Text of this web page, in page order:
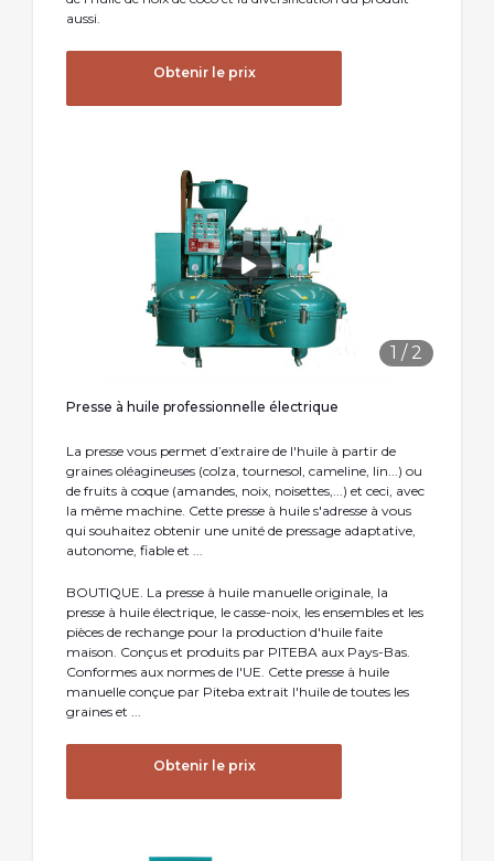
aussi.
Obtenir le prix
1 / 2
Presse à huile professionnelle électrique
La presse vous permet d’extraire de l'huile à partir de
graines oléagineuses (colza, tournesol, cameline, lin...) ou
de fruits à coque (amandes, noix, noisettes,...) et ceci, avec
la même machine. Cette presse à huile s'adresse à vous
qui souhaitez obtenir une unité de pressage adaptative,
autonome, fiable et ...
BOUTIQUE. La presse à huile manuelle originale, la
presse à huile électrique, le casse-noix, les ensembles et les
pièces de rechange pour la production d'huile faite
maison. Conçus et produits par PITEBA aux Pays-Bas.
Conformes aux normes de l'UE. Cette presse à huile
manuelle conçue par Piteba extrait l'huile de toutes les
graines et ...
Obtenir le prix